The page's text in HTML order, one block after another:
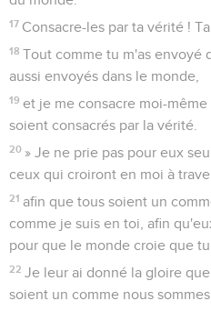
17 Consacre-les par ta vérité !
18 Tout comme tu m'as envoyé
aussi envoyés dans le monde,
19 et je me consacre moi-
soient consacrés par la vérité.
20 » Je ne prie pas pour eux
ceux qui croiront en moi à
21 afin que tous soient un
comme je suis en toi, afin
pour que le monde croie que tu
22 Je leur ai donné la gloire
soient un comme nous